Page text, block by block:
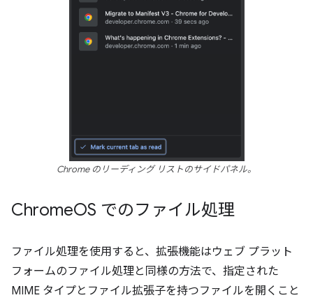
Chrome のリーディング リストのサイドパネル。
ChromeOS でのファイル処理
ファイル処理を使用すると、拡張機能はウェブ プラット
フォームのファイル処理と同様の方法で、指定された
MIME タイプとファイル拡張子を持つファイルを開くこと